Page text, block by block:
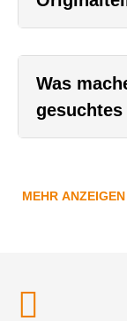
Was
MEHR